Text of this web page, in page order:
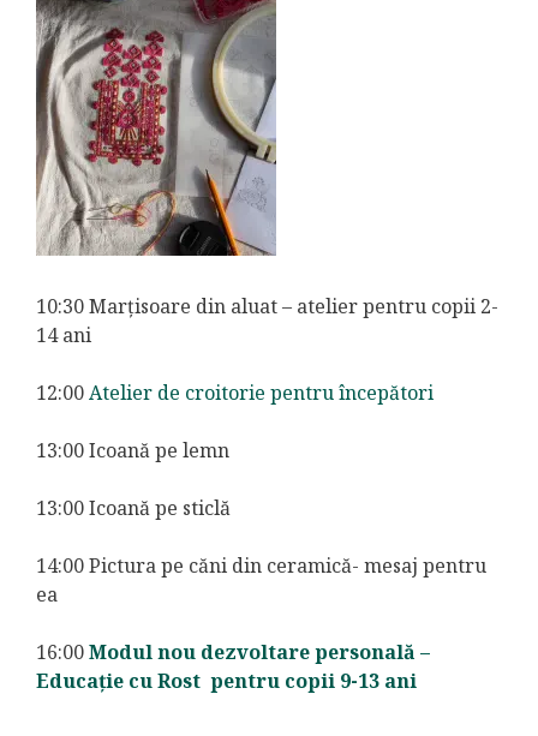
10:30 Marțisoare din aluat – atelier pentru copii 2-
14 ani
12:00Atelier de croitorie pentru începători
13:00 Icoană pe lemn
13:00 Icoană pe sticlă
14:00 Pictura pe căni din ceramică- mesaj pentru
ea
16:00Modul nou dezvoltare personală –
Educație cu Rost pentru copii 9-13 ani